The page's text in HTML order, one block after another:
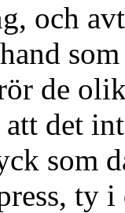
och
som
de
det
som
ty i